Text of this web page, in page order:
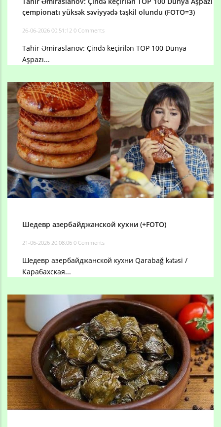
çempionatı yüksək səviyyədə təşkil olundu (FOTO=3)
26-06-2026 00:51:12 0 Comments
Tahir Əmiraslanov: Çində keçirilən TOP 100 Dünya
Aşpazı...
Шедевр азербайджанской кухни (+FOTO)
21-06-2026 20:08:06 0 Comments
Шедевр азербайджанской кухни Qarabağ kətəsi /
Карабахская...